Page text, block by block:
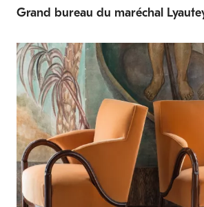
Grand bureau du maréchal